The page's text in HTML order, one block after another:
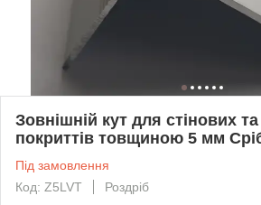
Зовнішній кут для стінових
покриттів товщиною 5 мм
Під замовлення
Код: Z5LVT
Роздріб